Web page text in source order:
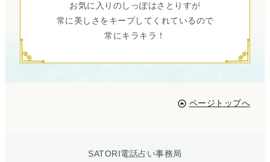
お気に入りのしっぽはさとりすが
常に美しさをキープしてくれているので
常にキラキラ！
ページトップへ
SATORI電話占い事務局